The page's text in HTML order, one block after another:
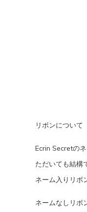
リボンについて
Ecrin Secretの
ただいても結構
ネーム入りリボ
ネームなしリボ